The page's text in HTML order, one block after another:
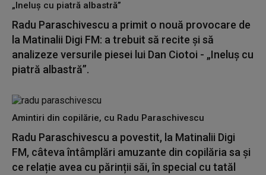
„Ineluș cu piatră albastră”
Radu Paraschivescu a primit o nouă provocare de
la Matinalii Digi FM: a trebuit să recite și să
analizeze versurile piesei lui Dan Ciotoi - „Ineluș cu
piatră albastră”.
Amintiri din copilărie, cu Radu Paraschivescu
Radu Paraschivescu a povestit, la Matinalii Digi
FM, câteva întâmplări amuzante din copilăria sa și
ce relație avea cu părinții săi, în special cu tatăl